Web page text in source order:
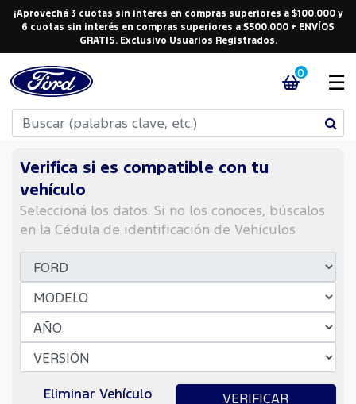
¡Aprovechá 3 cuotas sin interes en compras superiores a $100.000 y
6 cuotas sin interés en compras superiores a $500.000 + ENVÍOS
GRATIS. Exclusivo Usuarios Registrados.
0 ☰
Verifica si es compatible con tu
vehículo
Seleccioná los datos. Si no los conoces, búscalos
en la Cédula de identificación de Vehículos
Eliminar Vehículo VERIFICAR